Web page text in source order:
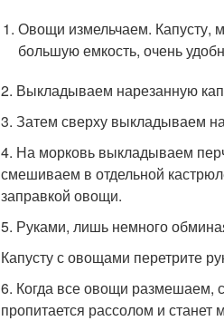
Овощи измельчаем. Капусту,
большую емкость, очень
2. Выкладываем нарезанную
3. Затем сверху выкладываем
4. На морковь выкладываем
смешиваем в отдельной
заправкой овощи.
5. Руками, лишь немного
Капусту с овощами перетрите
6. Когда все овощи размешаем,
пропитается рассолом и станет